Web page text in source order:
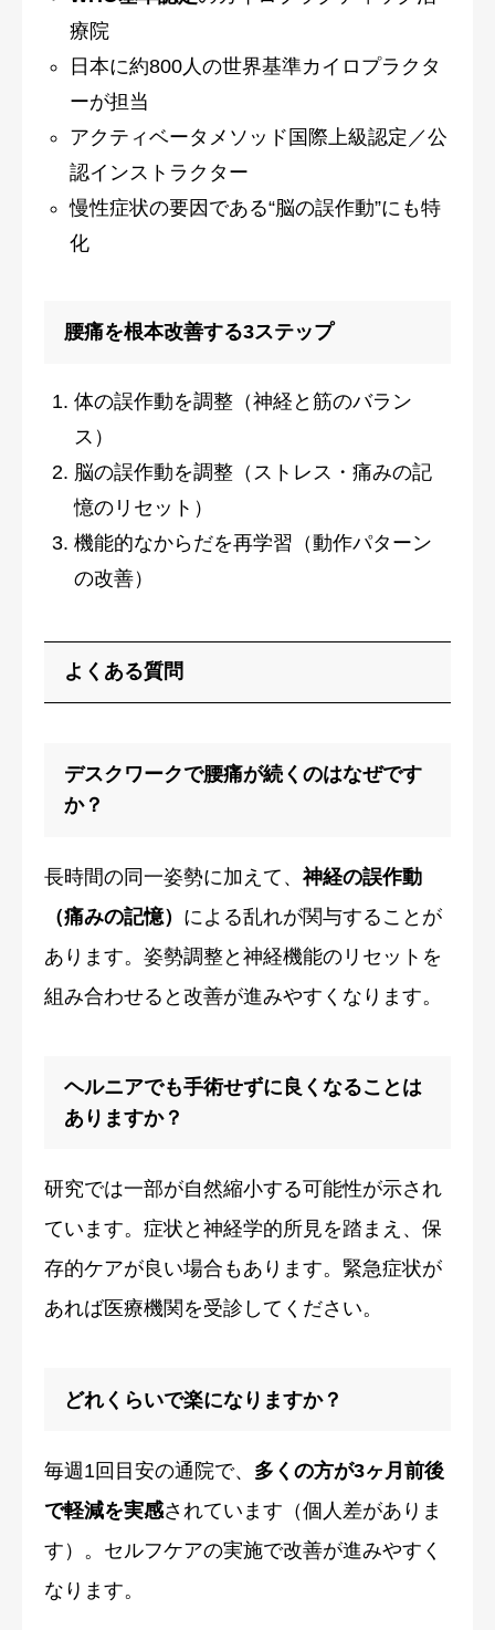
療院
日本に約800人の世界基準カイロプラクタ
ーが担当
アクティベータメソッド国際上級認定／公
認インストラクター
慢性症状の要因である“脳の誤作動”にも特
化
腰痛を根本改善する3ステップ
体の誤作動を調整（神経と筋のバラン
ス）
脳の誤作動を調整（ストレス・痛みの記
憶のリセット）
機能的なからだを再学習（動作パターン
の改善）
よくある質問
デスクワークで腰痛が続くのはなぜです
か？
長時間の同一姿勢に加えて、 神経の誤作動
（痛みの記憶） による乱れが関与することが
あります。姿勢調整と神経機能のリセットを
組み合わせると改善が進みやすくなります。
ヘルニアでも手術せずに良くなることは
ありますか？
研究では一部が自然縮小する可能性が示され
ています。症状と神経学的所見を踏まえ、保
存的ケアが良い場合もあります。緊急症状が
あれば医療機関を受診してください。
どれくらいで楽になりますか？
毎週1回目安の通院で、 多くの方が3ヶ月前後
で軽減を実感されています（個人差がありま
す）。セルフケアの実施で改善が進みやすく
なります。